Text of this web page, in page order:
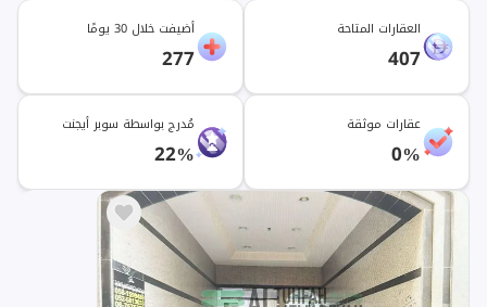
العقارات المتاحة
407
أضيفت خلال 30 يومًا
277
عقارات موثقة
0%
مُدرج بواسطة سوبر أيجنت
22%